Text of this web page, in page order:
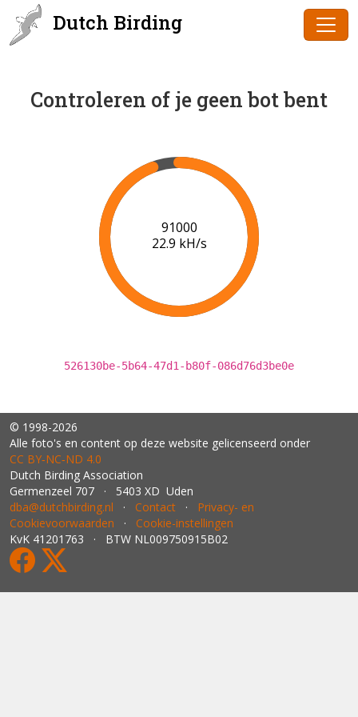
Dutch Birding
Controleren of je geen bot bent
91000
22.9 kH/s
526130be-5b64-47d1-b80f-086d76d3be0e
© 1998-2026
Alle foto's en content op deze website gelicenseerd onder
CC BY‑NC‑ND 4.0
Dutch Birding Association
Germenzeel 707 · 5403 XD Uden
dba@dutchbirding.nl · Contact · Privacy- en
Cookievoorwaarden · Cookie-instellingen
KvK 41201763 · BTW NL009750915B02